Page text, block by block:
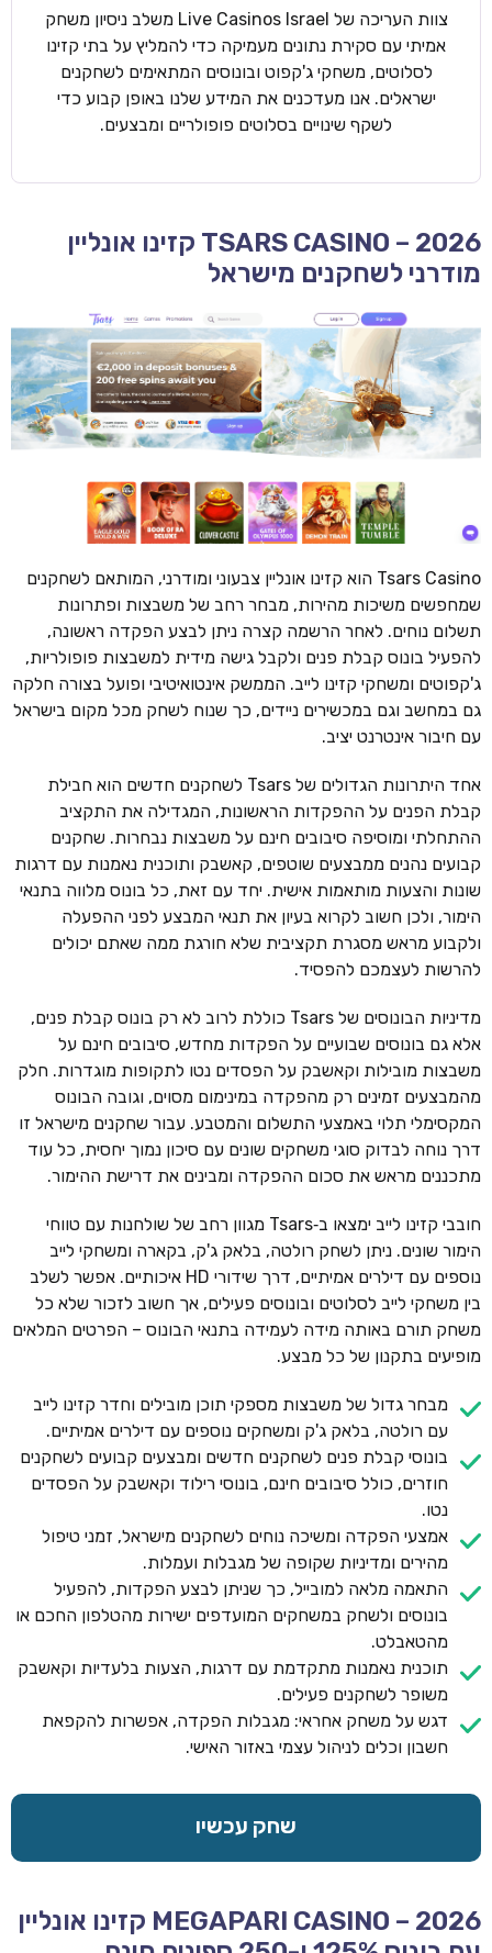
צוות העריכה של Live Casinos Israel משלב ניסיון משחק
אמיתי עם סקירת נתונים מעמיקה כדי להמליץ על בתי קזינו
לסלוטים, משחקי ג'קפוט ובונוסים המתאימים לשחקנים
ישראלים. אנו מעדכנים את המידע שלנו באופן קבוע כדי
לשקף שינויים בסלוטים פופולריים ומבצעים.
TSARS CASINO – 2026 קזינו אונליין
מודרני לשחקנים מישראל
Tsars Casino הוא קזינו אונליין צבעוני ומודרני, המותאם לשחקנים
שמחפשים משיכות מהירות, מבחר רחב של משבצות ופתרונות
תשלום נוחים. לאחר הרשמה קצרה ניתן לבצע הפקדה ראשונה,
להפעיל בונוס קבלת פנים ולקבל גישה מידית למשבצות פופולריות,
ג'קפוטים ומשחקי קזינו לייב. הממשק אינטואיטיבי ופועל בצורה חלקה
גם במחשב וגם במכשירים ניידים, כך שנוח לשחק מכל מקום בישראל
עם חיבור אינטרנט יציב.
אחד היתרונות הגדולים של Tsars לשחקנים חדשים הוא חבילת
קבלת הפנים על ההפקדות הראשונות, המגדילה את התקציב
ההתחלתי ומוסיפה סיבובים חינם על משבצות נבחרות. שחקנים
קבועים נהנים ממבצעים שוטפים, קאשבק ותוכנית נאמנות עם דרגות
שונות והצעות מותאמות אישית. יחד עם זאת, כל בונוס מלווה בתנאי
הימור, ולכן חשוב לקרוא בעיון את תנאי המבצע לפני ההפעלה
ולקבוע מראש מסגרת תקציבית שלא חורגת ממה שאתם יכולים
להרשות לעצמכם להפסיד.
מדיניות הבונוסים של Tsars כוללת לרוב לא רק בונוס קבלת פנים,
אלא גם בונוסים שבועיים על הפקדות מחדש, סיבובים חינם על
משבצות מובילות וקאשבק על הפסדים נטו לתקופות מוגדרות. חלק
מהמבצעים זמינים רק מהפקדה במינימום מסוים, וגובה הבונוס
המקסימלי תלוי באמצעי התשלום והמטבע. עבור שחקנים מישראל זו
דרך נוחה לבדוק סוגי משחקים שונים עם סיכון נמוך יחסית, כל עוד
מתכננים מראש את סכום ההפקדה ומבינים את דרישת ההימור.
חובבי קזינו לייב ימצאו ב‑Tsars מגוון רחב של שולחנות עם טווחי
הימור שונים. ניתן לשחק רולטה, בלאק ג'ק, בקארה ומשחקי לייב
נוספים עם דילרים אמיתיים, דרך שידורי HD איכותיים. אפשר לשלב
בין משחקי לייב לסלוטים ובונוסים פעילים, אך חשוב לזכור שלא כל
משחק תורם באותה מידה לעמידה בתנאי הבונוס – הפרטים המלאים
מופיעים בתקנון של כל מבצע.
מבחר גדול של משבצות מספקי תוכן מובילים וחדר קזינו לייב
עם רולטה, בלאק ג'ק ומשחקים נוספים עם דילרים אמיתיים.
בונוסי קבלת פנים לשחקנים חדשים ומבצעים קבועים לשחקנים
חוזרים, כולל סיבובים חינם, בונוסי רילוד וקאשבק על הפסדים
נטו.
אמצעי הפקדה ומשיכה נוחים לשחקנים מישראל, זמני טיפול
מהירים ומדיניות שקופה של מגבלות ועמלות.
התאמה מלאה למובייל, כך שניתן לבצע הפקדות, להפעיל
בונוסים ולשחק במשחקים המועדפים ישירות מהטלפון החכם או
מהטאבלט.
תוכנית נאמנות מתקדמת עם דרגות, הצעות בלעדיות וקאשבק
משופר לשחקנים פעילים.
דגש על משחק אחראי: מגבלות הפקדה, אפשרות להקפאת
חשבון וכלים לניהול עצמי באזור האישי.
שחק עכשיו
MEGAPARI CASINO – 2026 קזינו אונליין